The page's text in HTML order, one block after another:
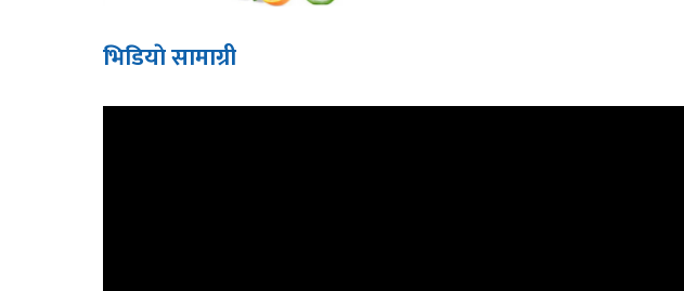
भिडियाे सामाग्री